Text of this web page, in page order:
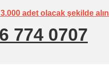
adet olacak şekilde
774 0707